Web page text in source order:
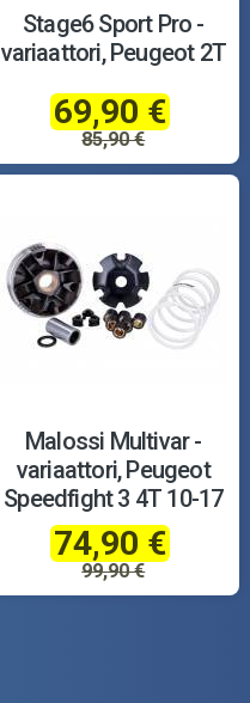
Stage6 Sport Pro -
variaattori, Peugeot 2T
69,90 €
85,90 €
Malossi Multivar -
variaattori, Peugeot
Speedfight 3 4T 10-17
74,90 €
99,90 €